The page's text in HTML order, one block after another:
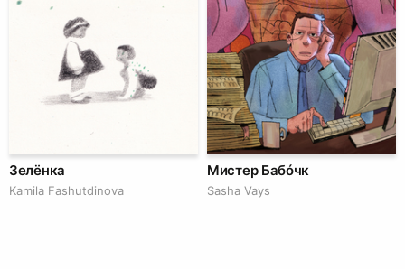
Зелёнка
Kamila Fashutdinova
Мистер Бабóчк
Sasha Vays